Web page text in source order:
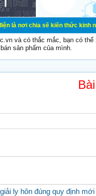
sẽ kiến thức kinh
và có thắc mắc, bạn có
sản phẩm của mình.
ly hôn đúng quy định mới